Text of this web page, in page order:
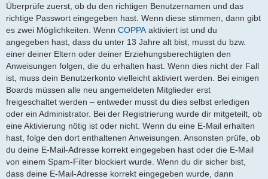
Überprüfe zuerst, ob du den richtigen Benutzernamen und das
richtige Passwort eingegeben hast. Wenn diese stimmen, dann gibt
es zwei Möglichkeiten. Wenn COPPA aktiviert ist und du
angegeben hast, dass du unter 13 Jahre alt bist, musst du bzw.
einer deiner Eltern oder deiner Erziehungsberechtigten den
Anweisungen folgen, die du erhalten hast. Wenn dies nicht der Fall
ist, muss dein Benutzerkonto vielleicht aktiviert werden. Bei einigen
Boards müssen alle neu angemeldeten Mitglieder erst
freigeschaltet werden – entweder musst du dies selbst erledigen
oder ein Administrator. Bei der Registrierung wurde dir mitgeteilt, ob
eine Aktivierung nötig ist oder nicht. Wenn du eine E-Mail erhalten
hast, folge den dort enthaltenen Anweisungen. Ansonsten prüfe, ob
du deine E-Mail-Adresse korrekt eingegeben hast oder die E-Mail
von einem Spam-Filter blockiert wurde. Wenn du dir sicher bist,
dass deine E-Mail-Adresse korrekt eingegeben wurde, dann